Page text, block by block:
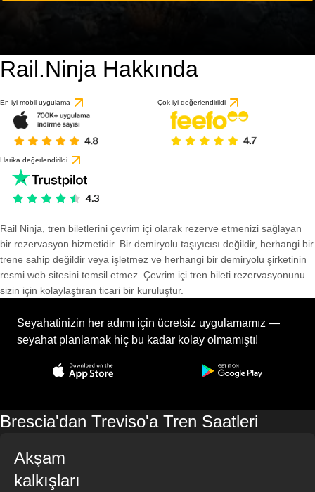
Rail.Ninja Hakkında
En iyi mobil uygulama Çok iyi değerlendirildi
Harika değerlendirildi
Rail Ninja, tren biletlerini çevrim içi olarak rezerve etmenizi sağlayan
bir rezervasyon hizmetidir. Bir demiryolu taşıyıcısı değildir, herhangi bir
trene sahip değildir veya işletmez ve herhangi bir demiryolu şirketinin
resmi web sitesini temsil etmez. Çevrim içi tren bileti rezervasyonunu
sizin için kolaylaştıran ticari bir kuruluştur.
Seyahatinizin her adımı için ücretsiz uygulamamız —
seyahat planlamak hiç bu kadar kolay olmamıştı!
Brescia'dan Treviso'a Tren Saatleri
Akşam
kalkışları